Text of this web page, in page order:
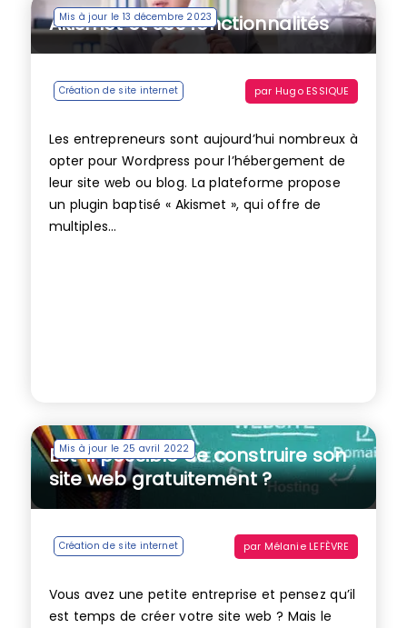
Mis à jour le 13 décembre 2023
Akismet et ses fonctionnalités
Création de site internet par Hugo ESSIQUE
Les entrepreneurs sont aujourd’hui nombreux à
opter pour Wordpress pour l’hébergement de
leur site web ou blog. La plateforme propose
un plugin baptisé « Akismet », qui offre de
multiples...
Mis à jour le 25 avril 2022
Est-il possible de construire son
site web gratuitement ?
Création de site internet par Mélanie LEFÈVRE
Vous avez une petite entreprise et pensez qu’il
est temps de créer votre site web ? Mais le